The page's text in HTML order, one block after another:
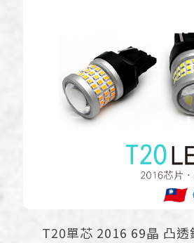
T20單芯 2016 69晶 凸透